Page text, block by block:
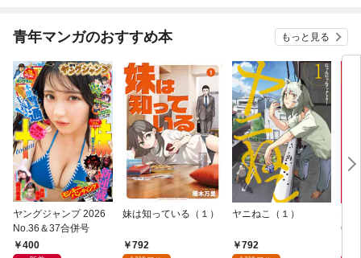
青年マンガのおすすめ本 もっと見る
ヤングジャンプ 2026
No.36＆37合併号
400
妹は知っている（１）
792
ヤニねこ（１）
792
6・